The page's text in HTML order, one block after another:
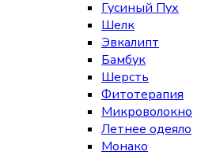
Гусиный Пух
Шелк
Эвкалипт
Бамбук
Шерсть
Фитотерапия
Микроволокно
Летнее одеяло
Монако